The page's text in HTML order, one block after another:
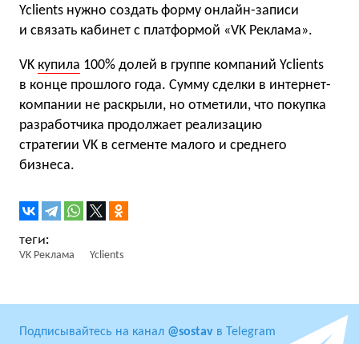
Yclients нужно создать форму онлайн-записи
и связать кабинет с платформой «VK Реклама».
VK купила 100% долей в группе компаний Yclients
в конце прошлого года. Сумму сделки в интернет-
компании не раскрыли, но отметили, что покупка
разработчика продолжает реализацию
стратегии VK в сегменте малого и среднего
бизнеса.
VK Реклама Yclients
Подписывайтесь на канал @sostav в Telegram